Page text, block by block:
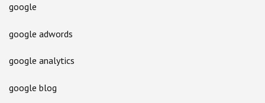
google
google adwords
google analytics
google blog